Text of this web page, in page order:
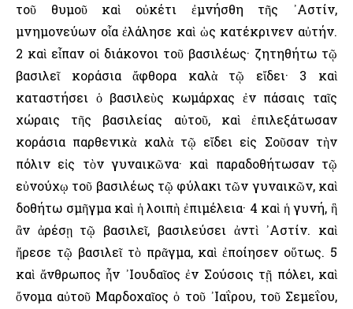
τοῦ θυμοῦ καὶ οὐκέτι ἐμνήσθη τῆς ᾿Αστίν,
μνημονεύων οἷα ἐλάλησε καὶ ὡς κατέκρινεν αὐτήν.
2 καὶ εἶπαν οἱ διάκονοι τοῦ βασιλέως· ζητηθήτω τῷ
βασιλεῖ κοράσια ἄφθορα καλὰ τῷ εἴδει· 3 καὶ
καταστήσει ὁ βασιλεὺς κωμάρχας ἐν πάσαις ταῖς
χώραις τῆς βασιλείας αὐτοῦ, καὶ ἐπιλεξάτωσαν
κοράσια παρθενικὰ καλὰ τῷ εἴδει εἰς Σοῦσαν τὴν
πόλιν εἰς τὸν γυναικῶνα· καὶ παραδοθήτωσαν τῷ
εὐνούχῳ τοῦ βασιλέως τῷ φύλακι τῶν γυναικῶν, καὶ
δοθήτω σμῆγμα καὶ ἡ λοιπὴ ἐπιμέλεια· 4 καὶ ἡ γυνή, ἣ
ἂν ἀρέσῃ τῷ βασιλεῖ, βασιλεύσει ἀντὶ ᾿Αστίν. καὶ
ἤρεσε τῷ βασιλεῖ τὸ πρᾶγμα, καὶ ἐποίησεν οὕτως. 5
καὶ ἄνθρωπος ἦν ᾿Ιουδαῖος ἐν Σούσοις τῇ πόλει, καὶ
ὄνομα αὐτοῦ Μαρδοχαῖος ὁ τοῦ ᾿Ιαΐρου, τοῦ Σεμεΐου,